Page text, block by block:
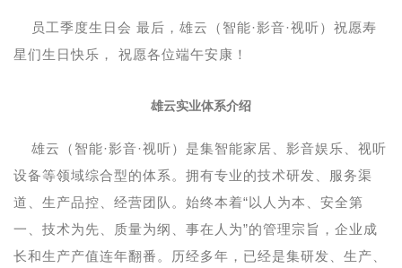
员工季度生日会 最后，雄云（智能·影音·视听）祝愿寿
星们生日快乐， 祝愿各位端午安康！
雄云实业体系介绍
雄云（智能·影音·视听）是集智能家居、影音娱乐、视听
设备等领域综合型的体系。拥有专业的技术研发、服务渠
道、生产品控、经营团队。始终本着“以人为本、安全第
一、技术为先、质量为纲、事在人为”的管理宗旨，企业成
长和生产产值连年翻番。历经多年，已经是集研发、生产、